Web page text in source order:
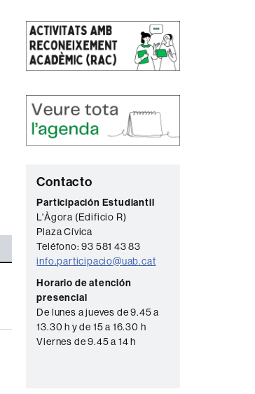
C
o
n
t
a
c
t
o
Contacto
Participación Estudiantil
L'Àgora (Edificio R)
Plaza Cívica
Teléfono: 93 581 43 83
info.participacio@uab.cat
Horario de atención
presencial
De lunes a jueves de 9.45 a
13.30 h y de 15 a 16.30 h
Viernes de 9.45 a 14 h